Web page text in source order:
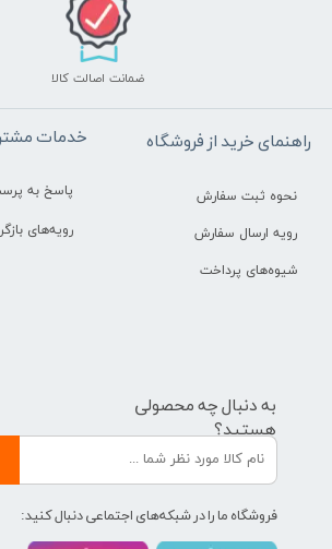
ضمانت اصالت کالا
راهنمای خرید از فروشگاه
نحوه ثبت سفارش
رویه ارسال سفارش
شیوه‌های پرداخت
خدمات
پاسخ به
رویه‌های
به دنبال چه محصولی
هستید؟
فروشگاه ما را در شبکه‌های اجتماعی دنبال کنید: